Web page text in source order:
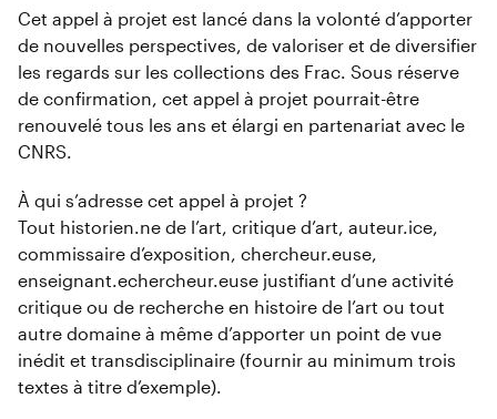
Cet appel à projet est lancé dans la volonté d’apporter
de nouvelles perspectives, de valoriser et de diversifier
les regards sur les collections des Frac. Sous réserve
de confirmation, cet appel à projet pourrait-être
renouvelé tous les ans et élargi en partenariat avec le
CNRS.
À qui s’adresse cet appel à projet ?
Tout historien.ne de l’art, critique d’art, auteur.ice,
commissaire d’exposition, chercheur.euse,
enseignant.echercheur.euse justifiant d’une activité
critique ou de recherche en histoire de l’art ou tout
autre domaine à même d’apporter un point de vue
inédit et transdisciplinaire (fournir au minimum trois
textes à titre d’exemple).